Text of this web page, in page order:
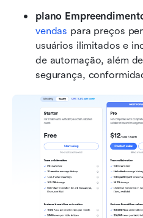
plano
vendas para preços
usuários ilimitados e
de automação, além
segurança,